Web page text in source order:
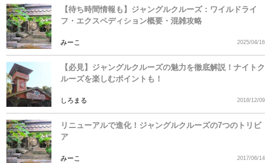
【待ち時間情報も】ジャングルクルーズ：ワイルドライ
フ・エクスペディション概要・混雑攻略
みーこ 2025/04/16
【必見】ジャングルクルーズの魅力を徹底解説！ナイトク
ルーズを楽しむポイントも！
しろまる 2018/12/09
リニューアルで進化！ジャングルクルーズの7つのトリビ
ア
みーこ 2017/06/14